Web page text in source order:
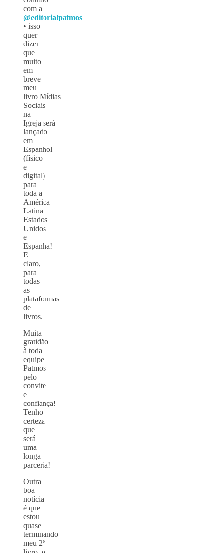
com a
@editorialpatmos
• isso
quer
dizer
que
muito
em
breve
meu
livro Mídias
Sociais
na
Igreja será
lançado
em
Espanhol
(físico
e
digital)
para
toda a
América
Latina,
Estados
Unidos
e
Espanha!
E
claro,
para
todas
as
plataformas
de
livros.
Muita
gratidão
à toda
equipe
Patmos
pelo
convite
e
confiança!
Tenho
certeza
que
será
uma
longa
parceria!
Outra
boa
notícia
é que
estou
quase
terminando
meu 2º